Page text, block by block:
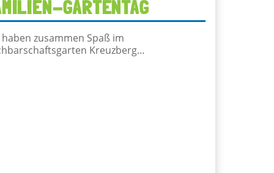
GARTENTAG
zusammen Spaß im
Kreuzberg…